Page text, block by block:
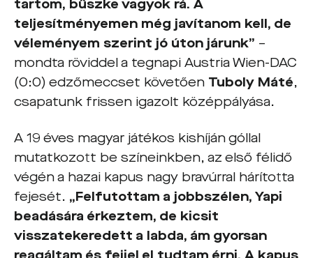
tartom, büszke vagyok rá. A
teljesítményemen még javítanom kell, de
véleményem szerint jó úton járunk” –
mondta röviddel a tegnapi Austria Wien-DAC
(0:0) edzőmeccset követően Tuboly Máté,
csapatunk frissen igazolt középpályása.
A 19 éves magyar játékos kishíján góllal
mutatkozott be színeinkben, az első félidő
végén a hazai kapus nagy bravúrral hárította
fejesét. „Felfutottam a jobbszélen, Yapi
beadására érkeztem, de kicsit
visszatekeredett a labda, ám gyorsan